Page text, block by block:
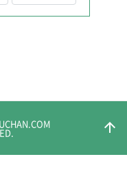
arrow_upward